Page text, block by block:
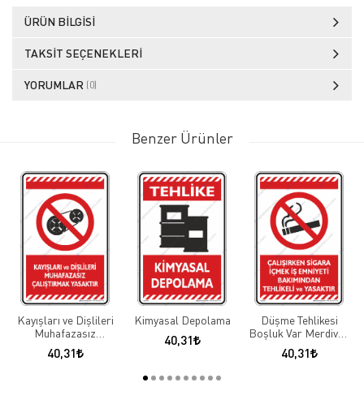
ÜRÜN BILGISI
TAKSIT SEÇENEKLERI
YORUMLAR (0)
Benzer Ürünler
Kayışları ve Dişlileri
Muhafazasız
Çalıştırmak Yasaktır
40,31
Kimyasal Depolama
40,31
Düşme Tehlikesi
Boşluk Var Merdiven
Yoktur Yaklaşma
40,31